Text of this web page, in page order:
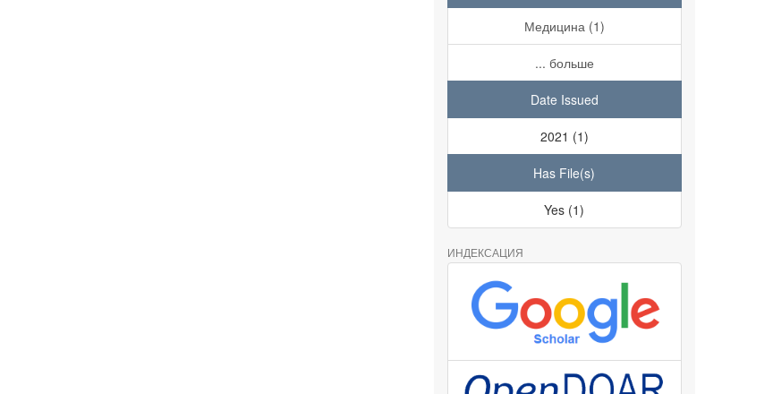
Медицина (1)
... больше
Date Issued
2021 (1)
Has File(s)
Yes (1)
ИНДЕКСАЦИЯ